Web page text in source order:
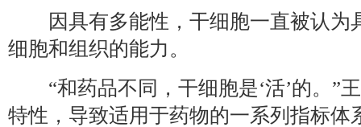
因具有多能性，干细胞一直被认为
细胞和组织的能力。
“和药品不同，干细胞是‘活’的。”
特性，导致适用于药物的一系列指标体